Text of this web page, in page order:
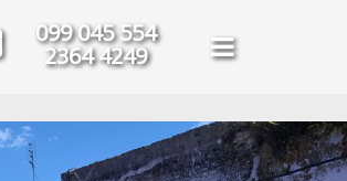
099 045 554
2364 4249